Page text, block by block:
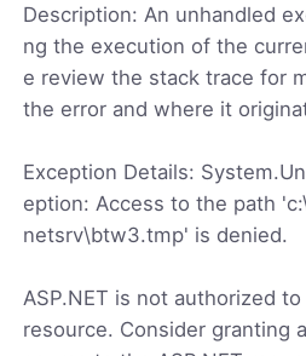
Description: An unhandled
ng the execution of the
e review the stack trace for
the error and where it
Exception Details:
eption: Access to the path
netsrv\btw3.tmp' is denied.
ASP.NET is not authorized
resource. Consider granting